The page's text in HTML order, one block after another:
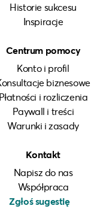
Historie sukcesu
Inspiracje
Centrum pomocy
Konto i profil
biznesowe
Płatności i rozliczenia
Paywall i treści
Warunki i zasady
Kontakt
Napisz do nas
Współpraca
Zgłoś sugestię